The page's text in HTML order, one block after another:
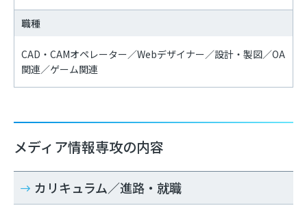
職種
CAD・CAMオペレーター／Webデザイナー／設計・製図／OA
関連／ゲーム関連
メディア情報専攻の内容
カリキュラム／進路・就職